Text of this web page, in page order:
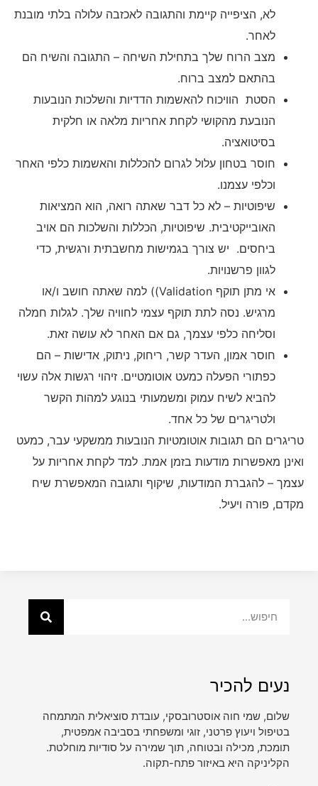
לא, הציפייה קיימת והתגובה לאכזבה עלולה בלתי מובנת
לאחר.
מצב הרוח שלך בתחילת השיחה – התגובה והשיח הם
בהתאם למצב ברוח.
הסטת הוויכוח להאשמות הדדיות והשלכות הנובעות
הנובעת מהקושי לקחת אחריות מלאה או חלקית
בסיטואציה.
חוסר בטחון עלול לגרום להכללות והאשמות כלפי האחר
וכלפי עצמנו.
שיפוטיות – לא כל דבר שאתה רואה, הוא המציאות
האובייקטיבית. שיפוטיות, הכללות והשלכות הם אויב
ביחסים. יש צורך בגמישות מחשבתית ורגשית, כדי
לגוון פרשנויות.
אי מתן תוקף Validation)) למה שאתה חושב ו/או
מרגיש. נסה לתת תוקף עצמי לחוויה שלך. לגלות חמלה
וסליחה כלפי עצמך, גם אם האחר לא עושה זאת.
חוסר אמון, העדר קשר, ריחוק, ניתוק, אדישות – הם
כפתורי הפעלה כמעט אוטומטיים. זיהוי רגשות אלה עשוי
להביא לשיח עמוק ומשמעותי בנוגע למהות הקשר
ולטריגרים של כל אחד.
טריגרים הם תגובות אוטומטיות הנובעות ממשקעי עבר, כמעט
ואינן מאפשרות מודעות בזמן אמת. למד לקחת אחריות על
עצמך – להגברת המודעות, שיקוף ותגובה המאפשרת שיח
מקדם, פורה ויעיל.
נעים להכיר
שלום, שמי חוה אוסטרובסקי, עובדת סוציאלית המתמחה
בטיפול ויעוץ פרטני, זוגי ומשפחתי בסביבה אמפטית,
תומכת, מכילה ובטוחה, תוך שמירה על סודיות מוחלטת.
הקליניקה היא באיזור פתח-תקוה.